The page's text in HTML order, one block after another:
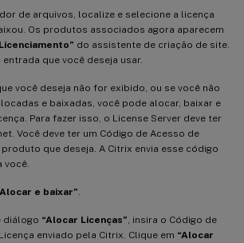
de arquivos, localize e selecione a licença
Os produtos associados agora aparecem
do assistente de criação de site.
entrada que você deseja usar.
você deseja não for exibido, ou se você não
e baixadas, você pode alocar, baixar e
Para fazer isso, o License Server deve ter
Você deve ter um Código de Acesso de
que deseja. A Citrix envia esse código
você.
e baixar”
diálogo “Alocar Licenças” , insira o Código de
enviado pela Citrix. Clique em “Alocar